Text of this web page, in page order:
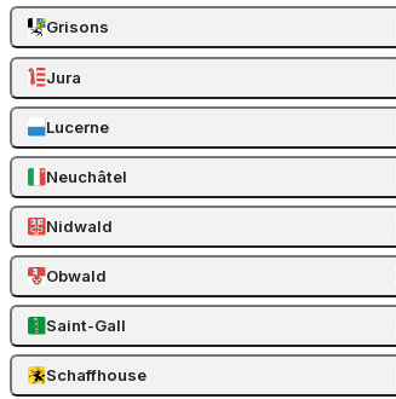
Grisons
Jura
Lucerne
Neuchâtel
Nidwald
Obwald
Saint-Gall
Schaffhouse